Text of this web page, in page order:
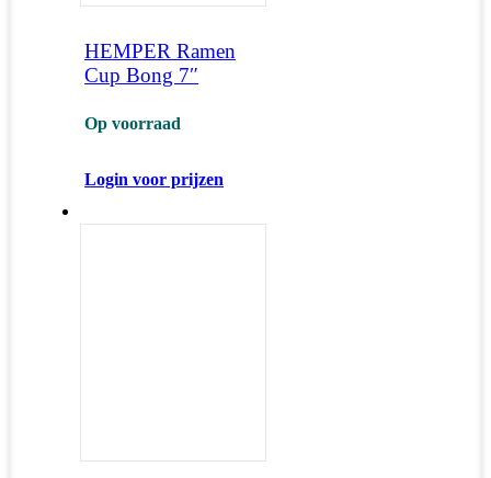
HEMPER Ramen
Cup Bong 7″
Op voorraad
Login voor prijzen